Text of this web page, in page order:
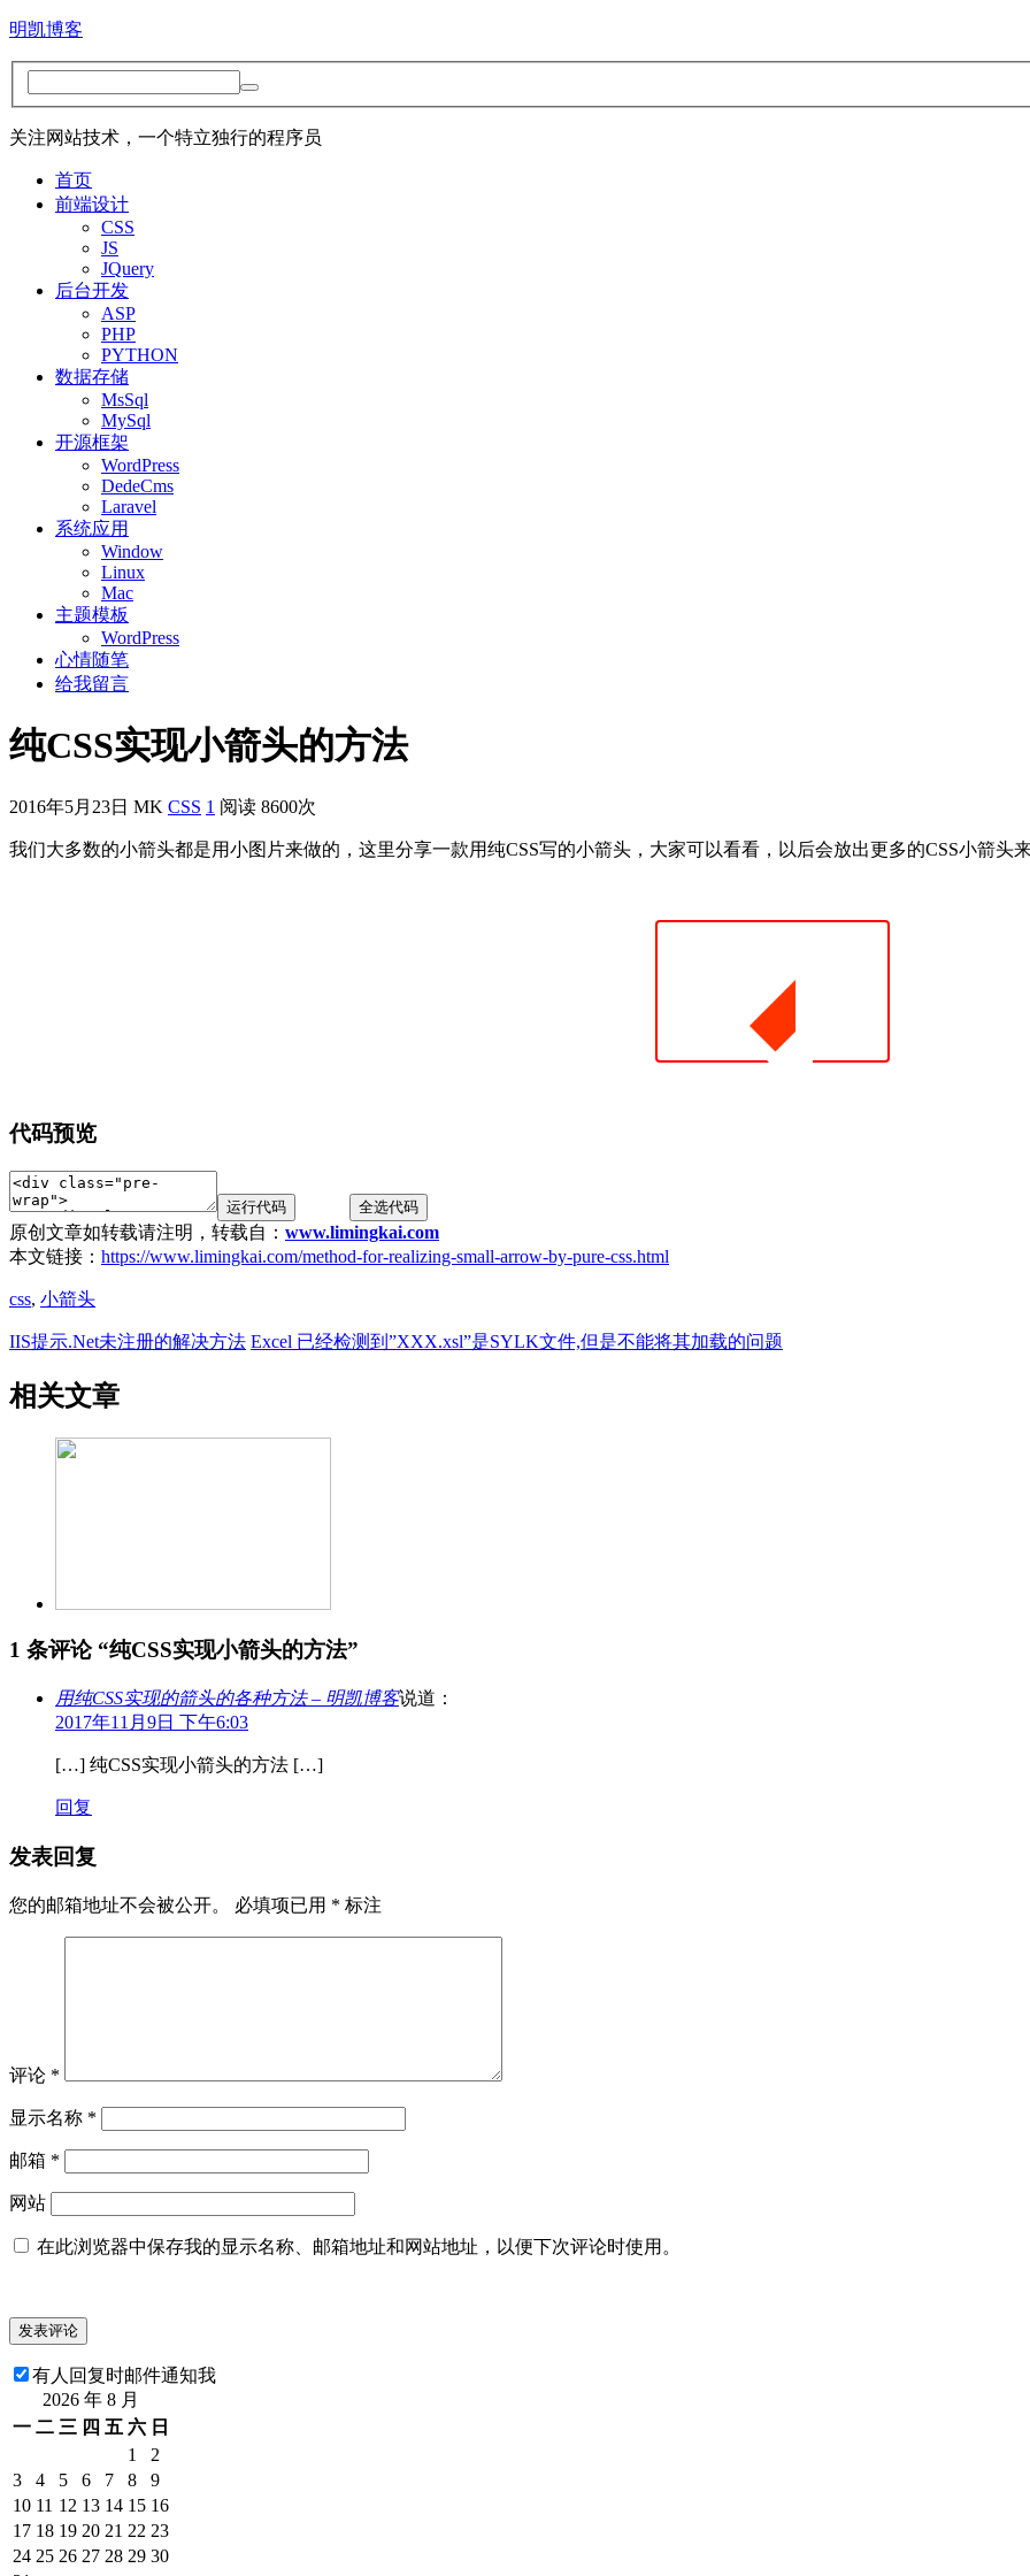
明凯博客
关注网站技术，一个特立独行的程序员
首页
前端设计
CSS
JS
JQuery
后台开发
ASP
PHP
PYTHON
数据存储
MsSql
MySql
开源框架
WordPress
DedeCms
Laravel
系统应用
Window
Linux
Mac
主题模板
WordPress
心情随笔
给我留言
纯CSS实现小箭头的方法
2016年5月23日 MK CSS 1 阅读 8600次
我们大多数的小箭头都是用小图片来做的，这里分享一款用纯CSS写的小箭头，大家可以看看，以后会放出更多的CSS小箭头来
代码预览
原创文章如转载请注明，转载自： www.limingkai.com
本文链接： https://www.limingkai.com/method-for-realizing-small-arrow-by-pure-css.html
css, 小箭头
IIS提示.Net未注册的解决方法 Excel 已经检测到”XXX.xsl”是SYLK文件,但是不能将其加载的问题
相关文章
1 条评论 “纯CSS实现小箭头的方法”
用纯CSS实现的箭头的各种方法 – 明凯博客说道：
2017年11月9日 下午6:03
[…] 纯CSS实现小箭头的方法 […]
回复
发表回复
您的邮箱地址不会被公开。 必填项已用 * 标注
评论 *
显示名称 *
邮箱 *
网站
在此浏览器中保存我的显示名称、邮箱地址和网站地址，以便下次评论时使用。
有人回复时邮件通知我
2026 年 8 月
一 二 三 四 五 六 日
1
2
3
4 5 6 7 8
9
10 11 12 13 14 15 16
17 18 19 20 21 22 23
24 25 26 27 28 29 30